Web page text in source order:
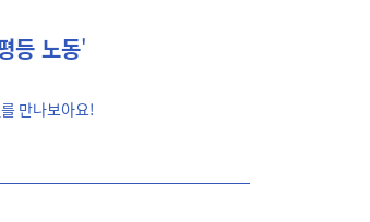
등 노동'
를 만나보아요!